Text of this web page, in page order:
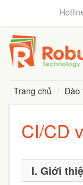
Trang chủ
Đào
CI/CD
I. Giới